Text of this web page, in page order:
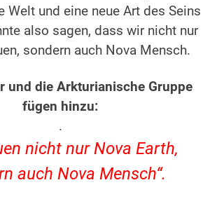
Welt und eine neue Art des Seins
also sagen, dass wir nicht nur
sondern auch Nova Mensch.
und die Arkturianische Gruppe
fügen hinzu:
.
nicht nur Nova Earth,
auch Nova Mensch“.